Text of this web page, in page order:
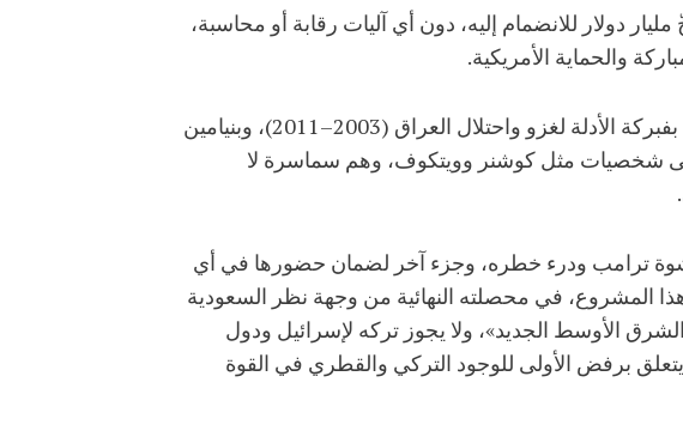
للانضمام إليه، دون أي آليات رقابة أو محاسبة،
والحماية الأمريكية.
والأكثر سخرية أنّ من بين أعضائه أو المدعوين إليه مجرمي حرب، مثل توني بلير، المتهم بفبركة الأدلة لغزو واحتلال العراق (2003–2011)، وبنيامين
إلى شخصيات مثل كوشنر وويتكوف، وهم سماسرة لا
ترامب ودرء خطره، وجزء آخر لضمان حضورها في أي
هذا المشروع، في محصلته النهائية من وجهة نظر السعودية
الأوسط الجديد»، ولا يجوز تركه لإسرائيل ودول
برفض الأولى للوجود التركي والقطري في القوة